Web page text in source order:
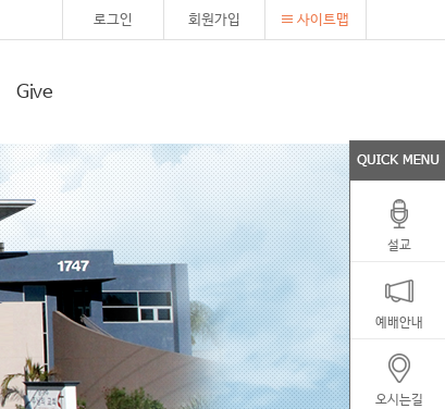
로그인 회원가입 사이트맵
Give
설교
예배안내
오시는길